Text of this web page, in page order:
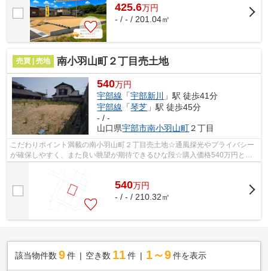
425.6万円
- / - / 201.04㎡
売買 | 売地 南小羽山町２丁目売土地
540万円
宇部線 「宇部新川
」駅 徒歩41分
宇部線 「琴芝 」駅 徒歩45分
- / -
山口県宇部市南小羽山町２丁目
こだわりポイント満載の南小羽山町２丁目売土地☆通風採光やプライバシー
が確保しやすく、また良い眺望が期待できるひな段☆購入価格540万円と好
条件です☆ぜひご検討してみてはいかがで...
540万円
- / - / 210.32㎡
該当物件数 9件 空き数 11 件 1～9 件を表示